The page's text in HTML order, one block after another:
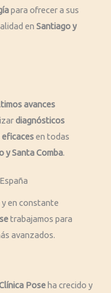
para ofrecer a sus
en Santiago y
avances
diagnósticos
en todas
y Santa Comba.
y en constante
trabajamos para
avanzados.
Pose ha crecido y